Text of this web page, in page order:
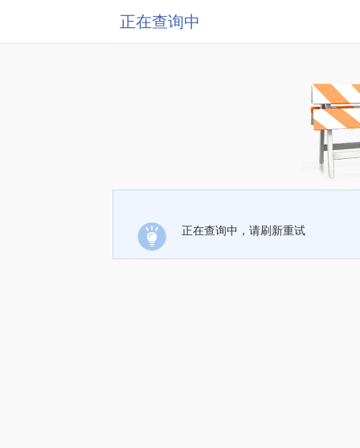
正在查询中
正在查询中，请刷新重试